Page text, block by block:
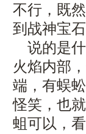
不行，既
到战神宝
说的是什
火焰内部
端，有蜈
怪笑，也
蛆可以，